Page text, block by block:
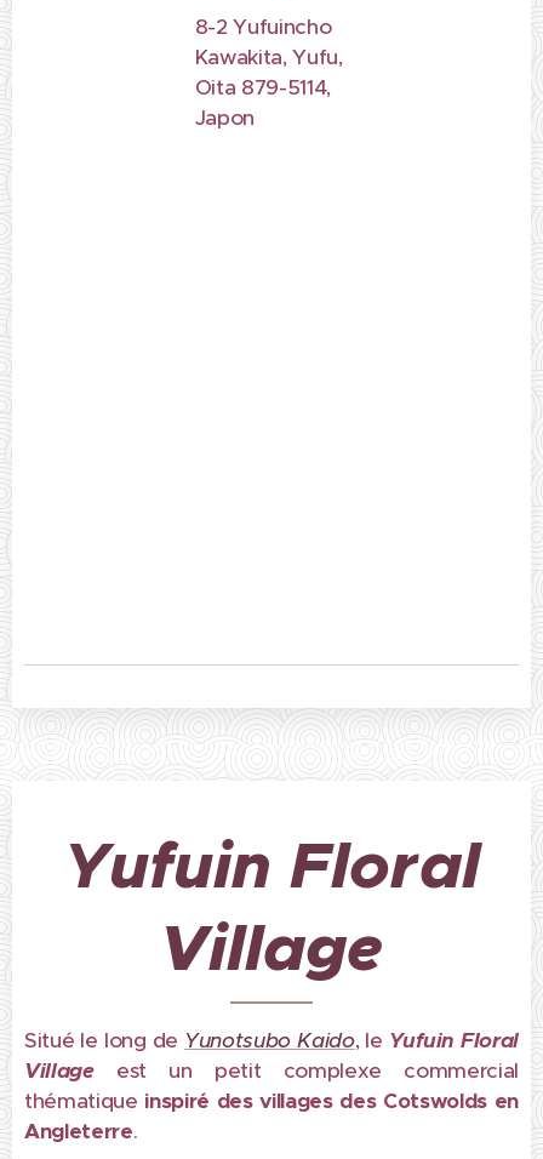
8-2 Yufuincho
Kawakita, Yufu,
Oita 879-5114,
Japon
Yufuin Floral
Village
Situé le long de Yunotsubo Kaido, le Yufuin Floral
Village
est un petit complexe commercial
thématique inspiré des villages des Cotswolds en
Angleterre.